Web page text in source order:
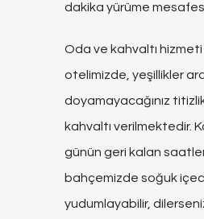
dakika yürüme
Oda ve kahvaltı
otelimizde, yeşillikler
doyamayacağınız
kahvaltı verilmektedir.
günün geri kalan
bahçemizde soğuk
yudumlayabilir, dilerseniz